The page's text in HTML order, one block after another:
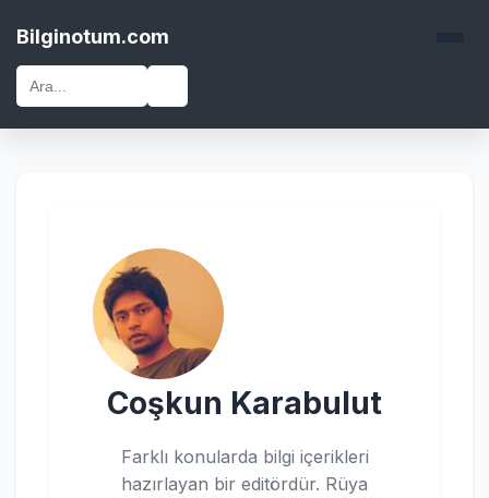
Bilginotum.com
Coşkun Karabulut
Farklı konularda bilgi içerikleri
hazırlayan bir editördür. Rüya